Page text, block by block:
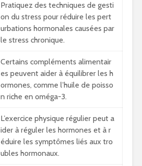
Pratiquez des techniques de gesti
on du stress pour réduire les pert
urbations hormonales causées par
le stress chronique.
Certains compléments alimentair
es peuvent aider à équilibrer les h
ormones, comme l’huile de poisso
n riche en oméga-3.
L’exercice physique régulier peut a
ider à réguler les hormones et à r
éduire les symptômes liés aux tro
ubles hormonaux.